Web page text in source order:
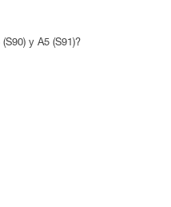
y A5 (S91)?